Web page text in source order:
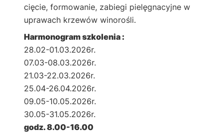
cięcie, formowanie, zabiegi pielęgnacyjne w
uprawach krzewów winorośli.
Harmonogram szkolenia :
28.02-01.03.2026r.
07.03-08.03.2026r.
21.03-22.03.2026r.
25.04-26.04.2026r.
09.05-10.05.2026r.
30.05-31.05.2026r.
godz. 8.00-16.00